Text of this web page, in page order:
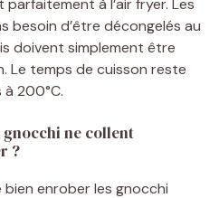
à l’air fryer. Les
besoin d’être décongelés au
doivent simplement être
Le temps de cuisson reste
à 200°C.
ne collent
?
bien enrober les gnocchi